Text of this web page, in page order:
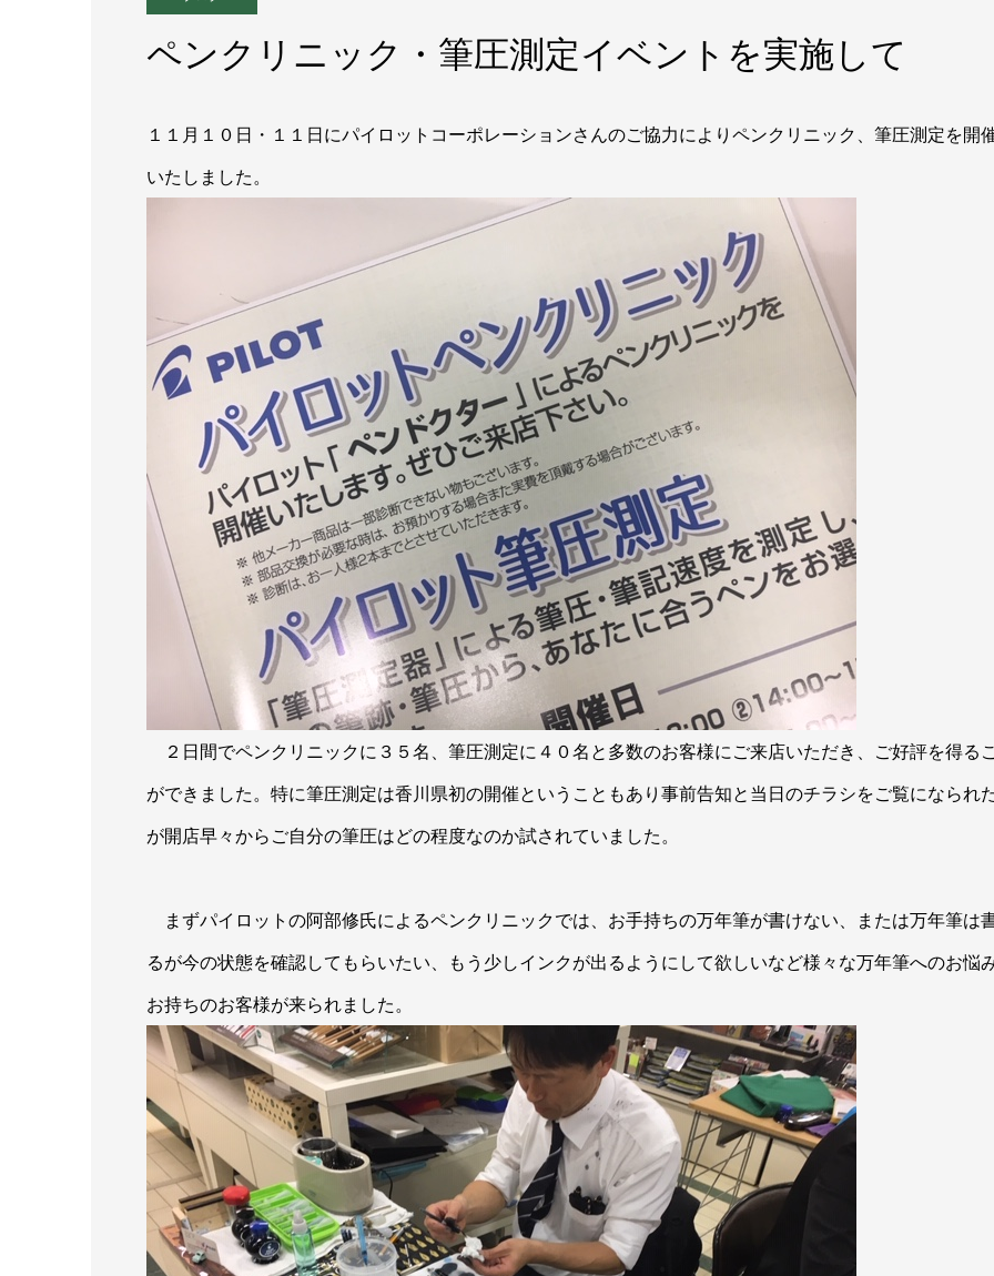
ペンクリニック・筆圧測定イベントを実施して
１１月１０日・１１日にパイロットコーポレーションさんのご協力によりペンクリニック、筆圧測定を開
いたしました。
２日間でペンクリニックに３５名、筆圧測定に４０名と多数のお客様にご来店いただき、ご好評を得る
ができました。特に筆圧測定は香川県初の開催ということもあり事前告知と当日のチラシをご覧になられ
が開店早々からご自分の筆圧はどの程度なのか試されていました。
まずパイロットの阿部修氏によるペンクリニックでは、お手持ちの万年筆が書けない、または万年筆は
るが今の状態を確認してもらいたい、もう少しインクが出るようにして欲しいなど様々な万年筆へのお悩
お持ちのお客様が来られました。